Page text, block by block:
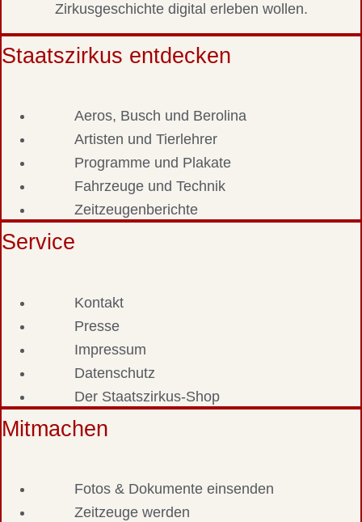
Zirkusgeschichte digital erleben wollen.
Staatszirkus entdecken
Aeros, Busch und Berolina
Artisten und Tierlehrer
Programme und Plakate
Fahrzeuge und Technik
Zeitzeugenberichte
Service
Kontakt
Presse
Impressum
Datenschutz
Der Staatszirkus-Shop
Mitmachen
Fotos & Dokumente einsenden
Zeitzeuge werden